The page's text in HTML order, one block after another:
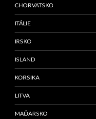
CHORVATSKO
ITÁLIE
IRSKO
ISLAND
KORSIKA
LITVA
MAĎARSKO